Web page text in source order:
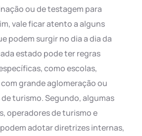
ou de testagem para
vale ficar atento a alguns
podem surgir no dia a dia da
estado pode ter regras
como escolas,
grande aglomeração ou
turismo. Segundo, algumas
operadores de turismo e
adotar diretrizes internas,